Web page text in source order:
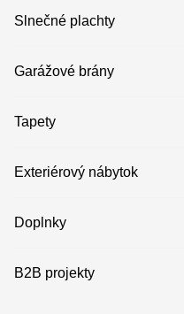
Slnečné plachty
Garážové brány
Tapety
Exteriérový nábytok
Doplnky
B2B projekty